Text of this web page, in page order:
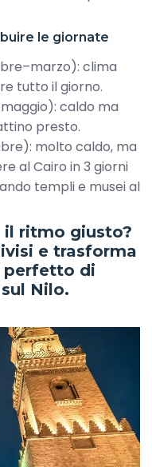
le giornate
clima
tutto il giorno.
caldo ma
presto.
molto caldo, ma
al Cairo in 3 giorni
templi e musei al
il ritmo giusto?
e trasforma
perfetto di
Nilo.